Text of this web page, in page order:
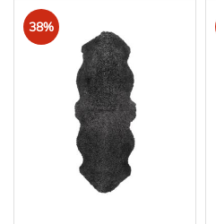
38%